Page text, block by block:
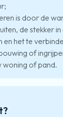
is door de
de stekker in
het te
of
woning of pand.